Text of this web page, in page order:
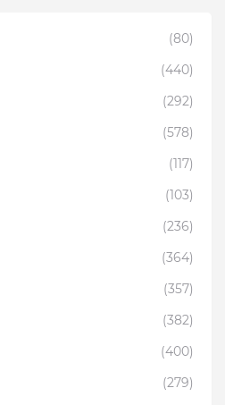
(80)
(440)
(292)
(578)
(117)
(103)
(236)
(364)
(357)
(382)
(400)
(279)